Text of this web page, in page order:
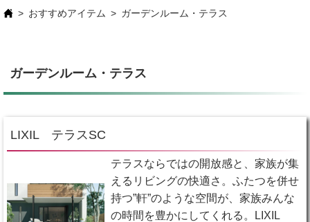
おすすめアイテム ガーデンルーム・テラス
ガーデンルーム・テラス
LIXIL テラスSC
テラスならではの開放感と、家族が集
えるリビングの快適さ。ふたつを併せ
持つ”軒”のような空間が、家族みんな
の時間を豊かにしてくれる。LIXIL